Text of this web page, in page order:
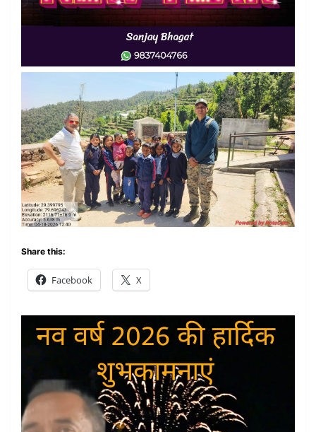
Share this:
Facebook X